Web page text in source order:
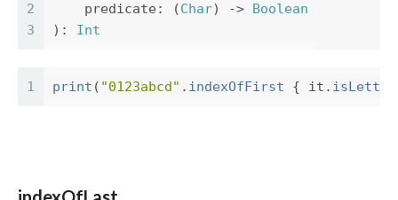
2
3
predicate : (Char) -> Boolean
):
Int
1 print ( "0123abcd" . indexOfFirst { it . isLetter